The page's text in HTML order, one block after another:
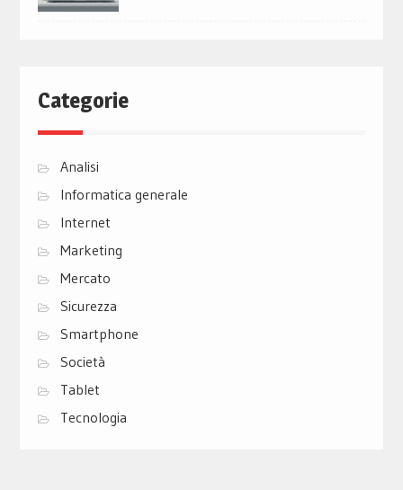
Categorie
Analisi
Informatica generale
Internet
Marketing
Mercato
Sicurezza
Smartphone
Società
Tablet
Tecnologia